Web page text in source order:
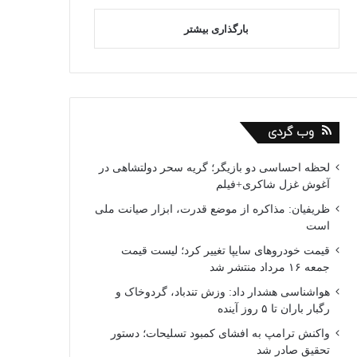
بارگذاری بیشتر
وب گردی
لحظه احساسی دو بازیگر؛ گریه سحر دولتشاهی در
آغوش غزل شاکری+فیلم
ظریفیان: مذاکره از موضع قدرت، ابزار صیانت ملی
است
قیمت خودروهای سایپا تغییر کرد؛ لیست قیمت
جمعه ۱۶ مرداد منتشر شد
هواشناسی هشدار داد: وزش تندباد، گردوخاک و
رگبار باران تا ۵ روز آینده
واکنش ترامپ به افشای کمبود تسلیحات؛ دستور
تحقیق صادر شد